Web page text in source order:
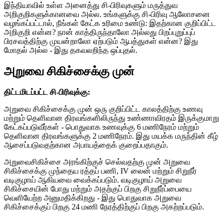
இந்தியாவில் உள்ள அனைத்து சி-பிரிவுகளும் மருத்துவ
அறிகுறிகளுக்கானவை அல்ல. உங்களுக்கு சி-பிரிவு ஆலோசனை
வழங்கப்பட்டால், நீங்கள் கேட்க உரிமை உண்டு: இதற்கான குறிப்பிட்ட
அறிகுறி என்ன? நான் காத்திருந்தாலோ அல்லது பிறப்புறுப்புப்
பிரசவத்திற்கு முயன்றாலோ ஏற்படும் ஆபத்துகள் என்ன? இது
மோதல் அல்ல - இது தகவலறிந்த ஒப்புதல்.
அறுவை சிகிச்சைக்கு முன்
திட்டமிடப்பட்ட சி-பிரிவுக்கு:
அறுவை சிகிச்சைக்கு முன் ஒரு குறிப்பிட்ட காலத்திற்கு உணவு
மற்றும் தெளிவான திரவங்களிலிருந்து உண்ணாவிரதம் இருக்குமாறு
கேட்கப்படுவீர்கள் - பொதுவாக உணவுக்கு 6 மணிநேரம் மற்றும்
தெளிவான திரவங்களுக்கு 2 மணிநேரம். இது மயக்க மருந்தின் கீழ்
ஆசைப்படுவதற்கான அபாயத்தைக் குறைப்பதாகும்.
அறுவைசிகிச்சை அரங்கிற்குச் செல்வதற்கு முன் அறுவை
சிகிச்சைக்கு முந்தைய ரத்தப் பணி, IV லைன் மற்றும் சிறுநீர்
வடிகுழாய் ஆகியவை வைக்கப்படும். வடிகுழாய் அறுவை
சிகிச்சையின் போது மற்றும் அதற்குப் பிறகு சிறுநீர்ப்பையை
வெளியேற்ற அனுமதிக்கிறது - இது பொதுவாக அறுவை
சிகிச்சைக்குப் பிறகு 24 மணி நேரத்திற்குப் பிறகு அகற்றப்படும்.